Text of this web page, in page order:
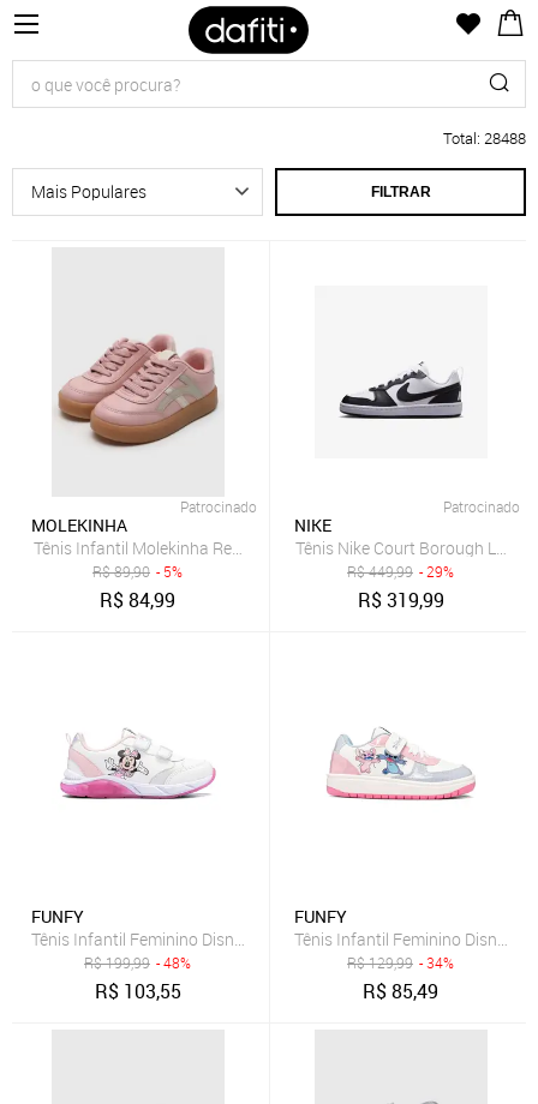
Total: 28488
FILTRAR
Patrocinado
MOLEKINHA
Tênis Infantil Molekinha Recortes Rosa
R$89,90 - 5%
R$84,99
Patrocinado
NIKE
Tênis Nike Court Borough Low
R$449,99 - 29%
R$319,99
FUNFY
R$199,99 - 48%
R$ 103,55
FUNFY
R$129,99 - 34%
R$85,49